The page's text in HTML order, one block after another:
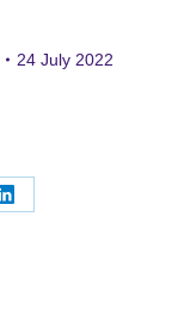
24 July 2022
Share